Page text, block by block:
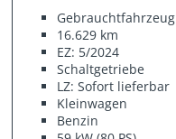
Gebrauchtfahrzeug
16.629 km
EZ: 5/2024
Schaltgetriebe
LZ: Sofort lieferbar
Kleinwagen
Benzin